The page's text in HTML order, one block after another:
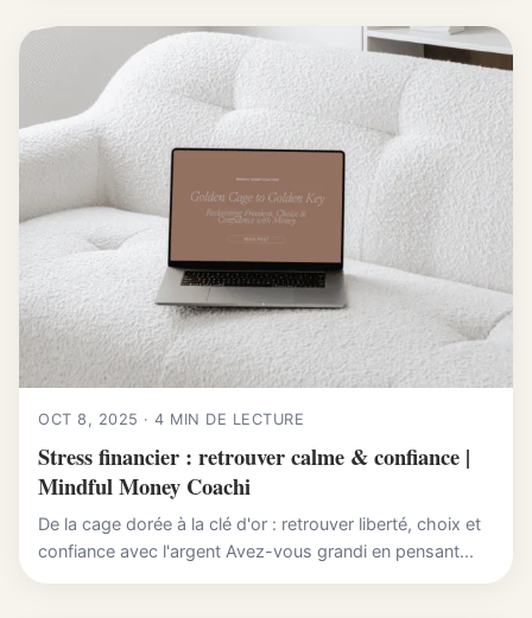
OCT 8, 2025 · 4 MIN DE LECTURE
Stress financier : retrouver calme & confiance |
Mindful Money Coachi
De la cage dorée à la clé d'or : retrouver liberté, choix et
confiance avec l'argent Avez-vous grandi en pensant...